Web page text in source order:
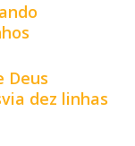
Deus
dez linhas